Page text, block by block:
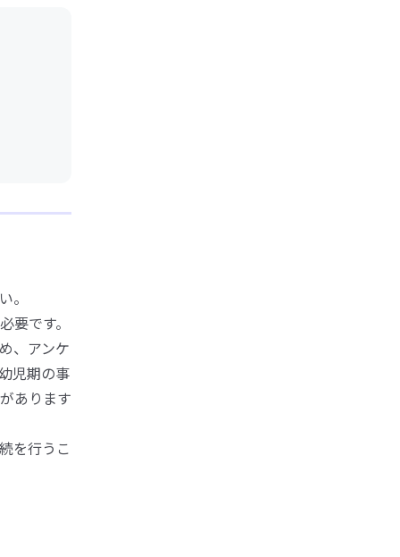
。
要です。
、アンケ
児期の事
あります
を行うこ